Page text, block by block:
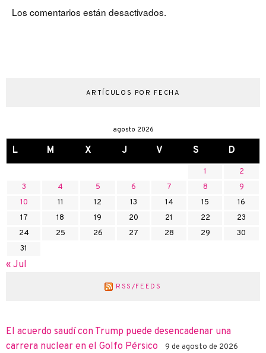
Los comentarios están desactivados.
ARTÍCULOS POR FECHA
agosto 2026
L M X J V S D
1
2
3
4 5 6 7 8
9
10
11 12 13 14 15
16
17
18 19 20 21 22
23
24
25 26 27 28 29
30
31
« Jul
RSS/FEEDS
El acuerdo saudí con Trump puede desencadenar una
carrera nuclear en el Golfo Pérsico
9 de agosto de 2026